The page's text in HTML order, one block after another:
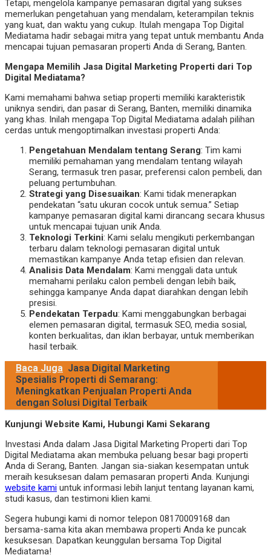
Tetapi, mengelola kampanye pemasaran digital yang sukses
memerlukan pengetahuan yang mendalam, keterampilan teknis
yang kuat, dan waktu yang cukup. Itulah mengapa Top Digital
Mediatama hadir sebagai mitra yang tepat untuk membantu Anda
mencapai tujuan pemasaran properti Anda di Serang, Banten.
Mengapa Memilih Jasa Digital Marketing Properti dari Top
Digital Mediatama?
Kami memahami bahwa setiap properti memiliki karakteristik
uniknya sendiri, dan pasar di Serang, Banten, memiliki dinamika
yang khas. Inilah mengapa Top Digital Mediatama adalah pilihan
cerdas untuk mengoptimalkan investasi properti Anda:
Pengetahuan Mendalam tentang Serang: Tim kami
memiliki pemahaman yang mendalam tentang wilayah
Serang, termasuk tren pasar, preferensi calon pembeli, dan
peluang pertumbuhan.
Strategi yang Disesuaikan: Kami tidak menerapkan
pendekatan “satu ukuran cocok untuk semua.” Setiap
kampanye pemasaran digital kami dirancang secara khusus
untuk mencapai tujuan unik Anda.
Teknologi Terkini: Kami selalu mengikuti perkembangan
terbaru dalam teknologi pemasaran digital untuk
memastikan kampanye Anda tetap efisien dan relevan.
Analisis Data Mendalam: Kami menggali data untuk
memahami perilaku calon pembeli dengan lebih baik,
sehingga kampanye Anda dapat diarahkan dengan lebih
presisi.
Pendekatan Terpadu: Kami menggabungkan berbagai
elemen pemasaran digital, termasuk SEO, media sosial,
konten berkualitas, dan iklan berbayar, untuk memberikan
hasil terbaik.
Baca Juga Jasa Digital Marketing
Spesialis Properti di Semarang:
Meningkatkan Penjualan Properti Anda
dengan Solusi Digital Terbaik
Kunjungi Website Kami, Hubungi Kami Sekarang
Investasi Anda dalam Jasa Digital Marketing Properti dari Top
Digital Mediatama akan membuka peluang besar bagi properti
Anda di Serang, Banten. Jangan sia-siakan kesempatan untuk
meraih kesuksesan dalam pemasaran properti Anda. Kunjungi
website kami untuk informasi lebih lanjut tentang layanan kami,
studi kasus, dan testimoni klien kami.
Segera hubungi kami di nomor telepon 08170009168 dan
bersama-sama kita akan membawa properti Anda ke puncak
kesuksesan. Dapatkan keunggulan bersama Top Digital
Mediatama!